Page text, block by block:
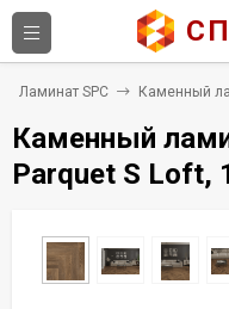
Ламинат SPC Каменный
Каменный
Parquet S Loft,